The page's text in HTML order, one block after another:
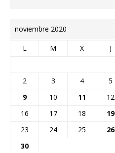
noviembre 2020
L M X J
2
3 4 5
9
10 11 12
16
17 18 19
23
24 25 26
30